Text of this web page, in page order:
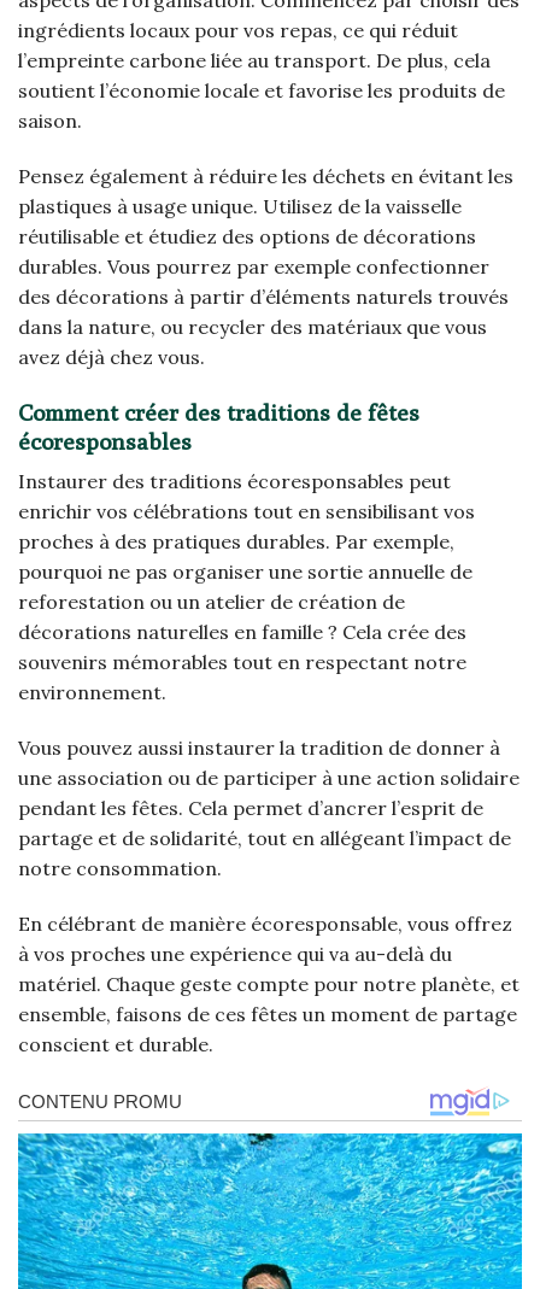
ingrédients locaux pour vos repas, ce qui réduit
l’empreinte carbone liée au transport. De plus, cela
soutient l’économie locale et favorise les produits de
saison.
Pensez également à réduire les déchets en évitant les
plastiques à usage unique. Utilisez de la vaisselle
réutilisable et étudiez des options de décorations
durables. Vous pourrez par exemple confectionner
des décorations à partir d’éléments naturels trouvés
dans la nature, ou recycler des matériaux que vous
avez déjà chez vous.
Comment créer des traditions de fêtes
écoresponsables
Instaurer des traditions écoresponsables peut
enrichir vos célébrations tout en sensibilisant vos
proches à des pratiques durables. Par exemple,
pourquoi ne pas organiser une sortie annuelle de
reforestation ou un atelier de création de
décorations naturelles en famille ? Cela crée des
souvenirs mémorables tout en respectant notre
environnement.
Vous pouvez aussi instaurer la tradition de donner à
une association ou de participer à une action solidaire
pendant les fêtes. Cela permet d’ancrer l’esprit de
partage et de solidarité, tout en allégeant l’impact de
notre consommation.
En célébrant de manière écoresponsable, vous offrez
à vos proches une expérience qui va au-delà du
matériel. Chaque geste compte pour notre planète, et
ensemble, faisons de ces fêtes un moment de partage
conscient et durable.